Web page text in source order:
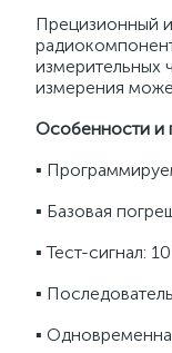
Прецизионный
измерительных
измерения
Особенности и
▪
▪ Базовая
▪ Тест-сигнал:
▪
▪